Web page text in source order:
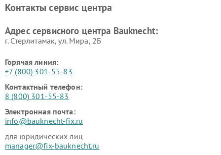
Контакты сервис центра
Адрес сервисного центра Bauknecht:
г. Стерлитамак, ул. Мира, 2Б
Горячая линия:
+7 (800) 301-55-83
Контактный телефон:
8 (800) 301-55-83
Электронная почта:
info@bauknecht-fix.ru
для юридических лиц
manager@fix-bauknecht.ru